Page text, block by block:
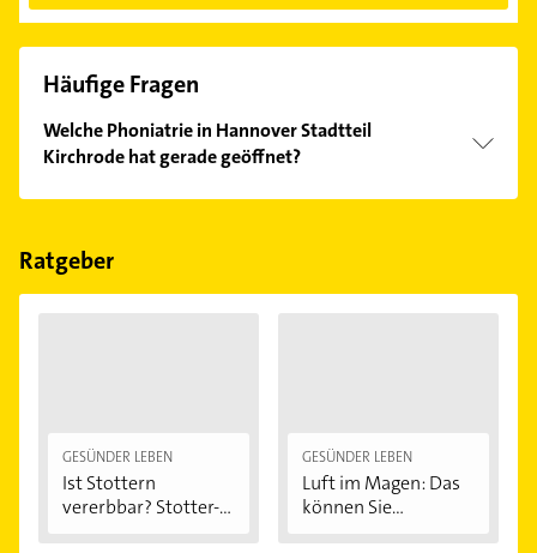
Häufige Fragen
Welche Phoniatrie in Hannover Stadtteil
Kirchrode hat gerade geöffnet?
Im Anbieter-Bereich finden Sie alleÖffnungszeiten.
Feiertagen abweichen können.
Ratgeber
GESÜNDER LEBEN
Ist Stottern
vererbbar? Stotter-
GESÜNDER LEBEN
Luft im Magen: Das
können Sie...